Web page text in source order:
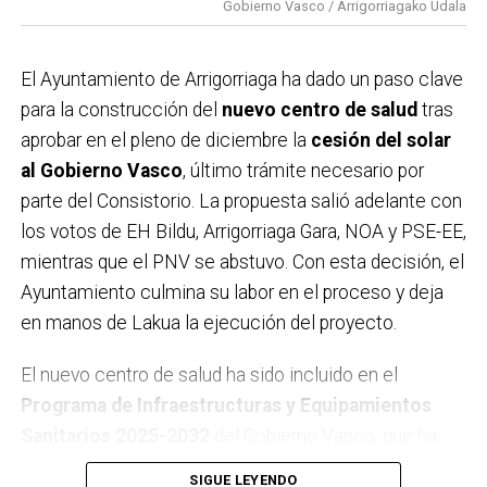
difusión de la campaña. Este respaldo se suma a la
domingo,que ya evidenció el rechazo de buena parte
de la localidad al proyecto ferroviario en su
configuración actual. Con estas acciones, el
Ayuntamiento considera que la postura ciudadana
queda claramente reforzada.
Gobierno Vasco / Arrigorriagako Udala
El Ayuntamiento de Arrigorriaga ha dado un paso clave
para la construcción del nuevo centro de salud tras
aprobar en el pleno de diciembre la cesión del solar
al Gobierno Vasco, último trámite necesario por
parte del Consistorio. La propuesta salió adelante con
los votos de EH Bildu, Arrigorriaga Gara, NOA y PSE-EE,
mientras que el PNV se abstuvo. Con esta decisión, el
Ayuntamiento culmina su labor en el proceso y deja
en manos de Lakua la ejecución del proyecto.
El nuevo centro de salud ha sido incluido en el
Programa de Infraestructuras y Equipamientos
reservado unapartida en los presupuestos de 2026
SIGUE LEYENDO